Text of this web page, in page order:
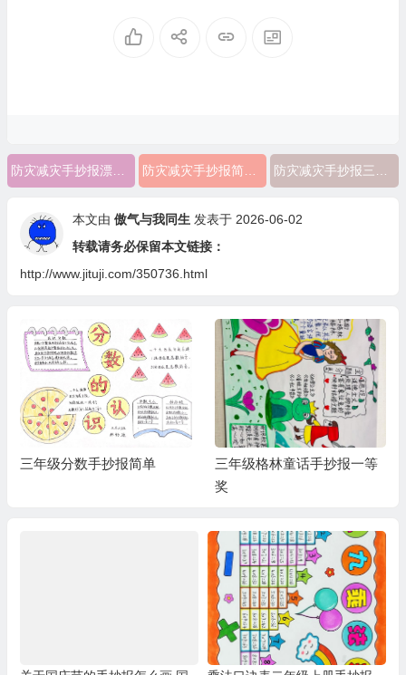
本文由 傲气与我同生 发表于 2026-06-02
转载请务必保留本文链接：
http://www.jituji.com/350736.html
三年级格林童话手抄报一等
三年级童话手抄报a4纸